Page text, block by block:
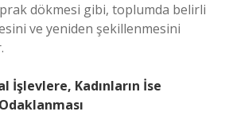
dökmesi gibi, toplumda belirli
ve yeniden şekillenmesini
İşlevlere, Kadınların İse